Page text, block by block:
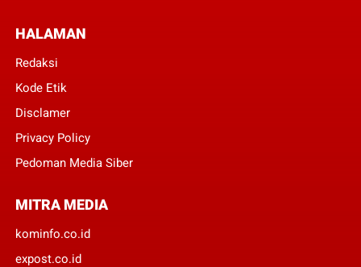
HALAMAN
Redaksi
Kode Etik
Disclamer
Privacy Policy
Pedoman Media Siber
MITRA MEDIA
kominfo.co.id
expost.co.id